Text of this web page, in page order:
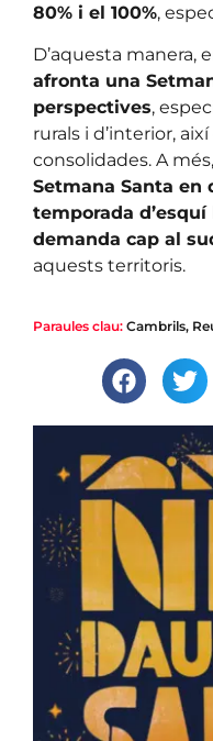
80% i el 100%,
D’aquesta manera,
afronta una
perspectives,
rurals i d’interior,
consolidades. A més,
Setmana Santa en
temporada
demanda cap al
aquests territoris.
Paraules clau: Cambrils,